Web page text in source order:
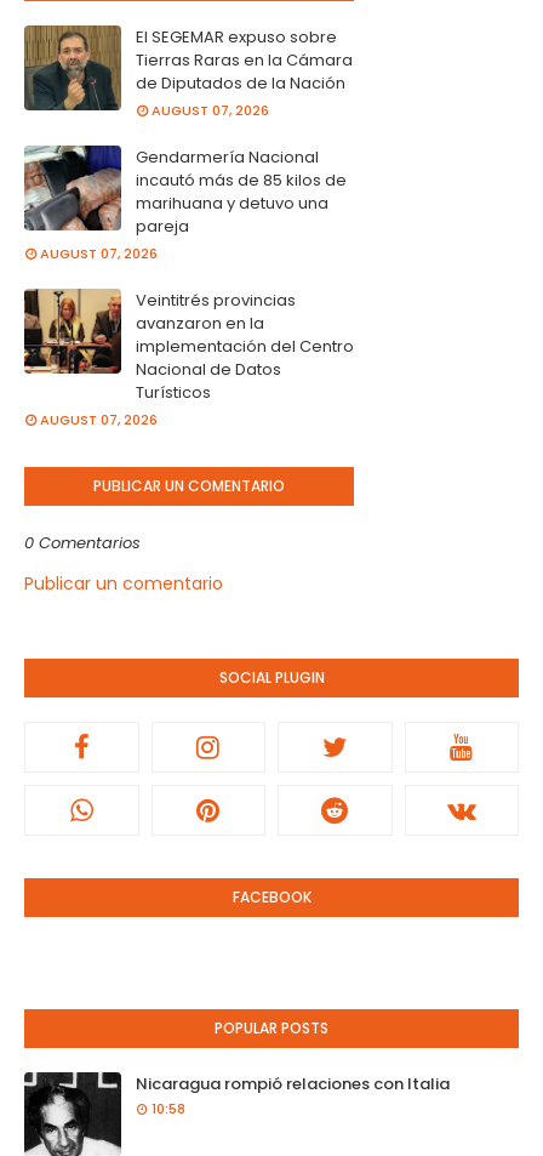
El SEGEMAR expuso sobre
Tierras Raras en la Cámara
de Diputados de la Nación
AUGUST 07, 2026
Gendarmería Nacional
incautó más de 85 kilos de
marihuana y detuvo una
pareja
AUGUST 07, 2026
Veintitrés provincias
avanzaron en la
implementación del Centro
Nacional de Datos
Turísticos
AUGUST 07, 2026
PUBLICAR UN COMENTARIO
0 Comentarios
Publicar un comentario
SOCIAL PLUGIN
FACEBOOK
POPULAR POSTS
Nicaragua rompió relaciones con Italia
10:58